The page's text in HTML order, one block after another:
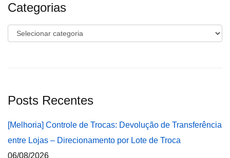
Categorias
Categorias
Posts Recentes
[Melhoria] Controle de Trocas: Devolução de Transferência
entre Lojas – Direcionamento por Lote de Troca
06/08/2026